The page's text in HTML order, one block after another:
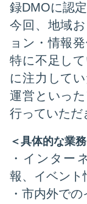
録DMOに認
今回、地域
ョン・情報
特に不足し
に注力して
運営といっ
行っていただ
＜具体的な業
・インター
報、イベント
・市内外で